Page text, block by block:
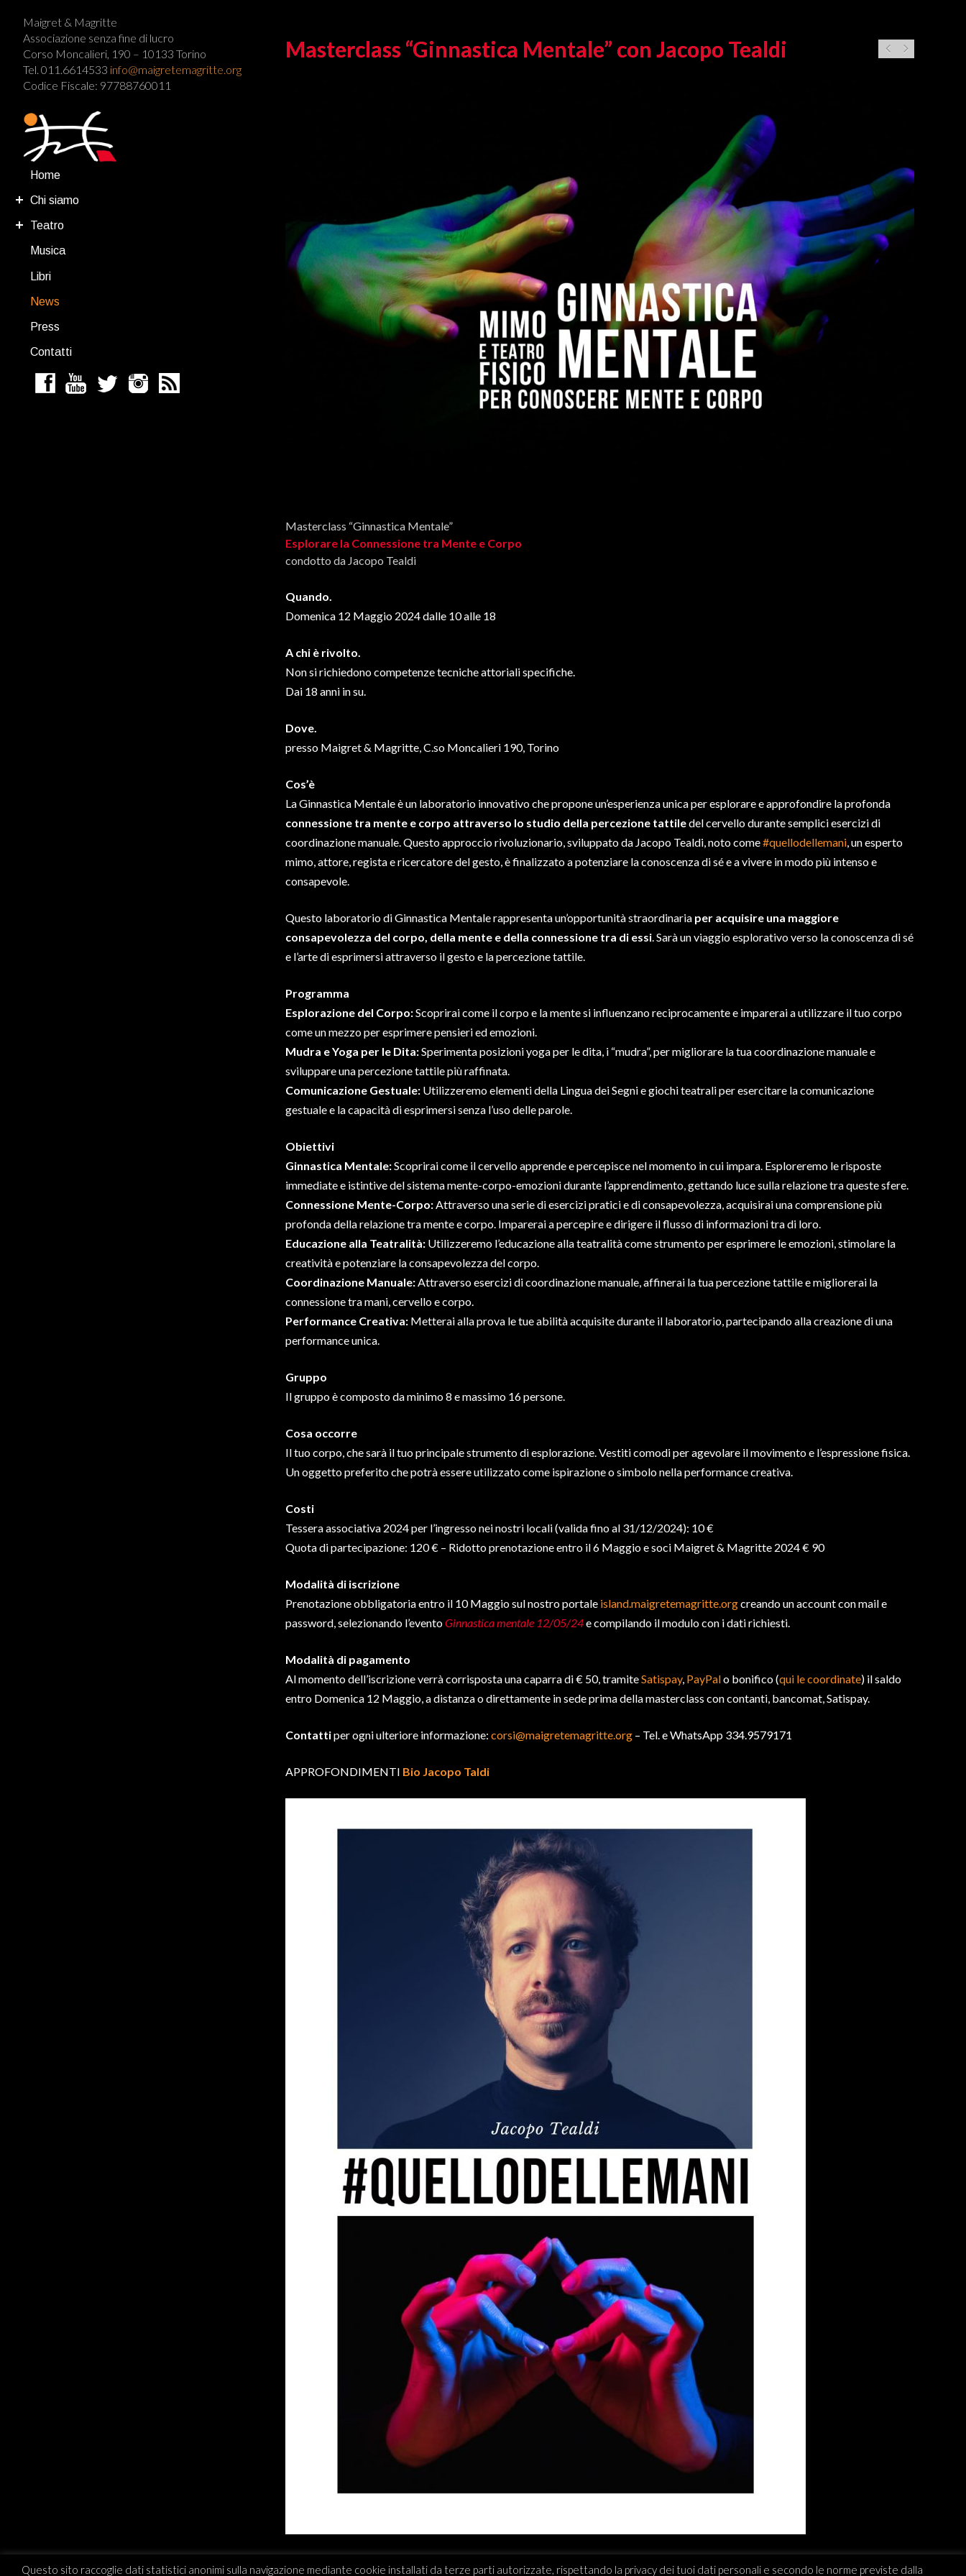
Maigret & Magritte
Associazione senza fine di lucro
Corso Moncalieri, 190 – 10133 Torino
Tel. 011.6614533 info@maigretemagritte.org
Codice Fiscale: 97788760011
Home
Chi siamo
Teatro
Musica
Libri
News
Press
Contatti
Masterclass “Ginnastica Mentale” con Jacopo Tealdi
Masterclass “Ginnastica Mentale”
Esplorare la Connessione tra Mente e Corpo
condotto da Jacopo Tealdi
Quando.
Domenica 12 Maggio 2024 dalle 10 alle 18
​A chi è rivolto.
Non si richiedono competenze tecniche attoriali specifiche.
Dai 18 anni in su.
Dove.
presso Maigret & Magritte, C.so Moncalieri 190, Torino
Cos’è
La Ginnastica Mentale è un laboratorio innovativo che propone un’esperienza unica per esplorare e approfondire la profonda
connessione tra mente e corpo attraverso lo studio della percezione tattiledel cervello durante semplici esercizi di
coordinazione manuale. Questo approccio rivoluzionario, sviluppato da Jacopo Tealdi, noto come#quellodellemani, un esperto
mimo, attore, regista e ricercatore del gesto, è finalizzato a potenziare la conoscenza di sé e a vivere in modo più intenso e
consapevole.
Questo laboratorio di Ginnastica Mentale rappresenta un’opportunità straordinaria per acquisire una maggiore
consapevolezza del corpo, della mente e della connessione tra di essi. Sarà un viaggio esplorativo verso la conoscenza di sé
e l’arte di esprimersi attraverso il gesto e la percezione tattile.
Programma
Esplorazione del Corpo:Scoprirai come il corpo e la mente si influenzano reciprocamente e imparerai a utilizzare il tuo corpo
come un mezzo per esprimere pensieri ed emozioni.
Mudra e Yoga per le Dita:Sperimenta posizioni yoga per le dita, i “mudra”, per migliorare la tua coordinazione manuale e
sviluppare una percezione tattile più raffinata.
Comunicazione Gestuale: Utilizzeremo elementi della Lingua dei Segni e giochi teatrali per esercitare la comunicazione
gestuale e la capacità di esprimersi senza l’uso delle parole.
Obiettivi
Ginnastica Mentale:Scoprirai come il cervello apprende e percepisce nel momento in cui impara. Esploreremo le risposte
immediate e istintive del sistema mente-corpo-emozioni durante l’apprendimento, gettando luce sulla relazione tra queste sfere.
Connessione Mente-Corpo:Attraverso una serie di esercizi pratici e di consapevolezza, acquisirai una comprensione più
profonda della relazione tra mente e corpo. Imparerai a percepire e dirigere il flusso di informazioni tra di loro.
Educazione alla Teatralità: Utilizzeremo l’educazione alla teatralità come strumento per esprimere le emozioni, stimolare la
creatività e potenziare la consapevolezza del corpo.
Coordinazione Manuale:Attraverso esercizi di coordinazione manuale, affinerai la tua percezione tattile e migliorerai la
connessione tra mani, cervello e corpo.
Performance Creativa: Metterai alla prova le tue abilità acquisite durante il laboratorio, partecipando alla creazione di una
performance unica.
Gruppo
Il gruppo è composto da minimo 8 e massimo 16 persone.
Cosa occorre
Il tuo corpo, che sarà il tuo principale strumento di esplorazione. Vestiti comodi per agevolare il movimento e l’espressione fisica.
Un oggetto preferito che potrà essere utilizzato come ispirazione o simbolo nella performance creativa.
Costi
Tessera associativa 2024 per l’ingresso nei nostri locali (valida fino al 31/12/2024): 10 €
Quota di partecipazione: 120 € – Ridotto prenotazione entro il 6 Maggio e soci Maigret & Magritte 2024 € 90
Modalità di iscrizione
Prenotazione obbligatoria entro il 10 Maggio sul nostro portale island.maigretemagritte.orgcreando un account con mail e
password, selezionando l’eventoGinnastica mentale 12/05/24e compilando il modulo con i dati richiesti.
Modalità di pagamento
Al momento dell’iscrizione verrà corrisposta una caparra di € 50, tramiteSatispay, PayPalo bonifico (qui le coordinate) il saldo
entro Domenica 12 Maggio, a distanza o direttamente in sede prima della masterclass con contanti, bancomat, Satispay.
Contattiper ogni ulteriore informazione: corsi@maigretemagritte.org – Tel. e WhatsApp 334.9579171
APPROFONDIMENTI Bio Jacopo Taldi
Questo sito raccoglie dati statistici anonimi sulla navigazione mediante cookie installati da terze parti autorizzate, rispettando la privacy dei tuoi dati personali e secondo le norme previste dalla